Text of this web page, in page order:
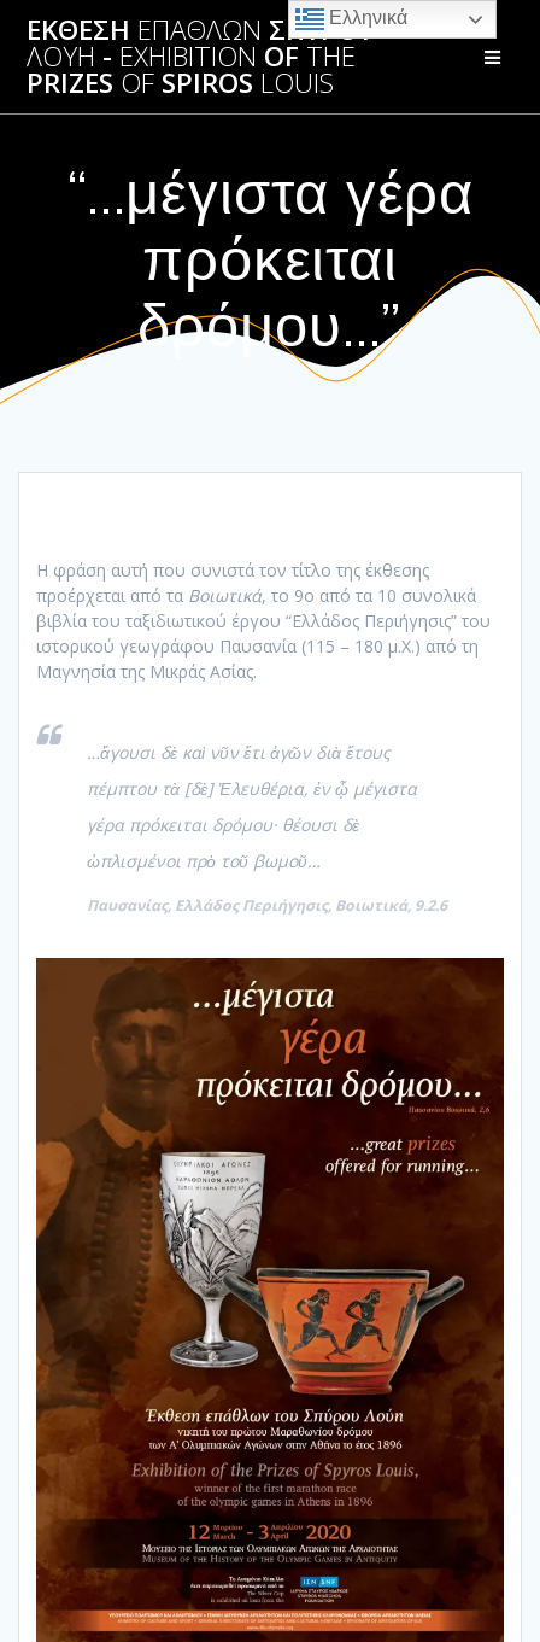
Skip
to
content
ΕΚΘΕΣΗ ΕΠΑΘΛΩΝ ΣΠΥΡΟΥ
ΛΟΥΗ - EXHIBITION OF THE
PRIZES OF SPIROS LOUIS
“…μέγιστα γέρα
πρόκειται
δρόμου…”
Η φράση αυτή που συνιστά τον τίτλο της έκθεσης
προέρχεται από τα Βοιωτικά, το 9ο από τα 10 συνολικά
βιβλία του ταξιδιωτικού έργου “Ελλάδος Περιήγησις” του
ιστορικού γεωγράφου Παυσανία (115 – 180 μ.Χ.) από τη
Μαγνησία της Μικράς Ασίας.
…ἄγουσι δὲ καὶ νῦν ἔτι ἀγῶν διὰ ἔτους
πέμπτου τὰ [δὲ] Ἐλευθέρια, ἐν ᾦ μέγιστα
γέρα πρόκειται δρόμου· θέουσι δὲ
ὡπλισμένοι πρὸ τοῦ βωμοῦ…
Παυσανίας, Ελλάδος Περιήγησις, Βοιωτικά, 9.2.6
Ελληνικά